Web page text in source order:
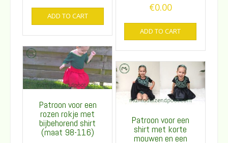
ADD TO CART
€0.00
ADD TO CART
Patroon voor een
rozen rokje met
bijbehorend shirt
(maat 98-116)
Patroon voor een
shirt met korte
mouwen en een